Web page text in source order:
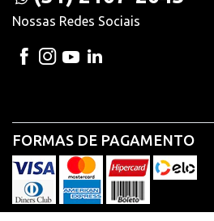
Nossas Redes Sociais
FORMAS DE PAGAMENTO